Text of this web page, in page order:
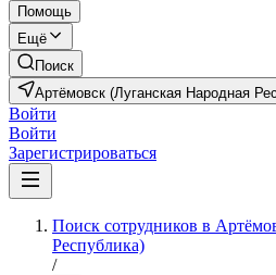
Помощь
Ещё
Поиск
Артёмовск (Луганская Народная
Войти
Войти
Зарегистрироваться
Поиск сотрудников в
Республика)
/